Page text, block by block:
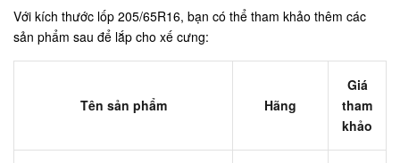
Với kích thước lốp 205/65R16, bạn có thể tham khảo thêm các
sản phẩm sau để lắp cho xế cưng:
Tên sản phẩm Hãng
Giá
tham
khảo